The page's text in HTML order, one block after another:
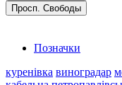
Просп. Свободы
Позначки
куренівка виноградар